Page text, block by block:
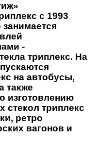
с 1993
занимается
-
триплекс. На
на автобусы,
также
изготовлению
стекол триплекс
ретро
вагонов и